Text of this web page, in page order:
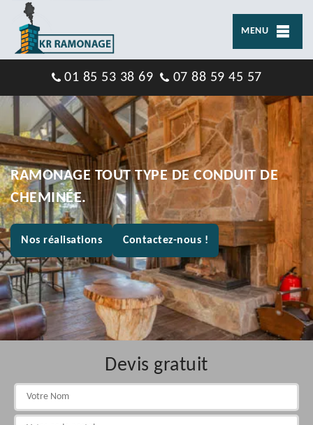
MENU
01 85 53 38 69 07 88 59 45 57
RAMONAGE TOUT TYPE DE CONDUIT DE
CHEMINÉE.
Nos réalisations Contactez-nous !
Devis gratuit